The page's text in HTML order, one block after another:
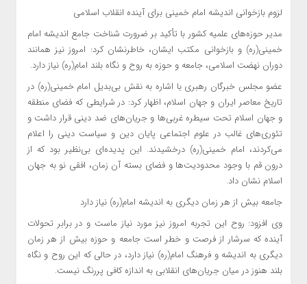
لزوم بازخوانی اندیشه امام خمینی برای آینده انقلاب اسلامی
مدیر حوزه‌های علمیه کشور با تأکید بر ضرورت شناخت جامع اندیشه امام
خمینی(ره) و بازخوانی مکتب ایشان، خاطرنشان کرد: امروز نیز همانند
دوران نهضت اسلامی، جامعه و حوزه به روح و نگاه بلند امام(ره) نیاز دارد.
عضو مجلس خبرگان رهبری با اشاره به نقش بی‌بدیل امام خمینی(ره) در
تاریخ معاصر ایران و جهان اسلام، اظهار کرد: در شرایطی که فضای منطقه
و جهان اسلام تحت سیطره غربی‌ها و جریان‌های ضد دینی قرار داشت و
تئوری‌های غالب در علوم اجتماعی پایان دین و سیاست دینی را اعلام
می‌کردند، امام خمینی(ره) درخشیدند. این پدیده‌ای بی‌نظیر بود که از
درون قم با وجود محدودیت‌ها و فضای بسته آن زمان، افقی نو به جهان
اسلام نشان داد.
جامعه بیش از هر زمان دیگری به اندیشه امام(ره) نیاز دارد
وی افزود: روح این تجربه امروز نیز مورد نیاز ماست و در برابر تحولات
آینده که سرشار از فرصت و خطر است جامعه و حوزه بیش از هر زمان
دیگری به اندیشه و فرهنگ امام(ره) نیاز دارد، در حالی که این روح و نگاه
بلند هنوز در میان جریان‌های انقلابی به اندازه کافی پررنگ نیست.